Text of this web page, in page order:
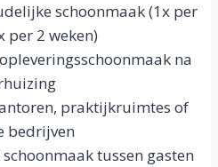
schoonmaak (1x per
per 2 weken)
na
praktijkruimtes of
bedrijven
tussen gasten